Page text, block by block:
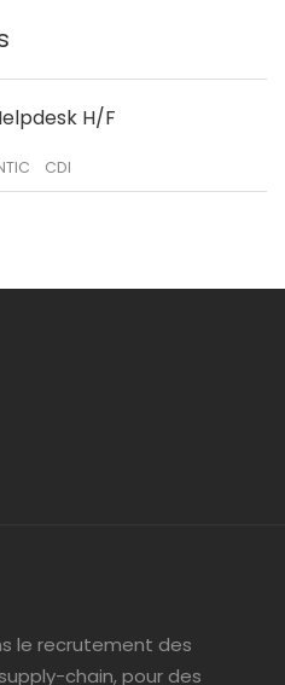
H/F
le recrutement des
chain, pour des